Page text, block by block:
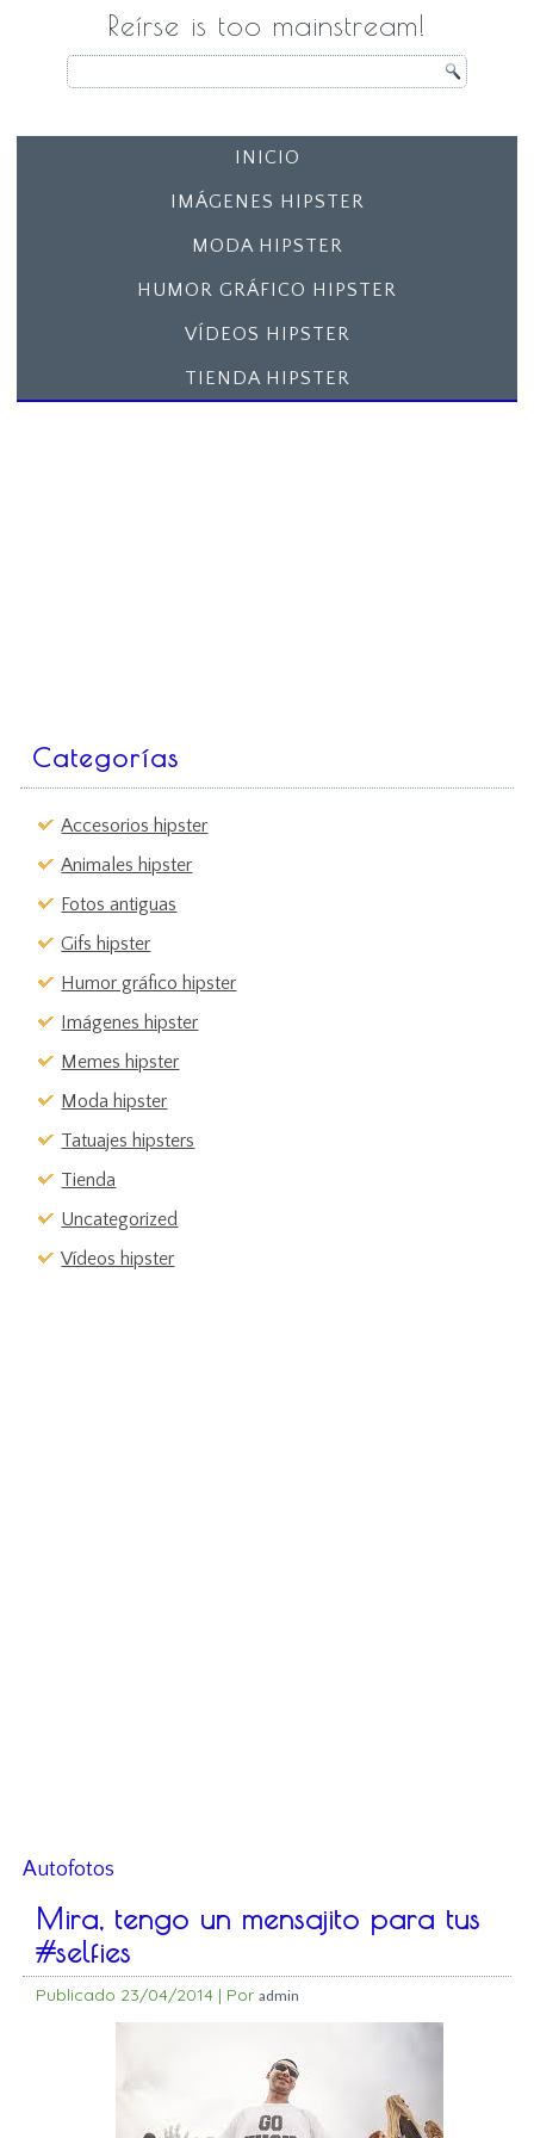
Reírse is too mainstream!
INICIO
IMÁGENES HIPSTER
MODA HIPSTER
HUMOR GRÁFICO HIPSTER
VÍDEOS HIPSTER
TIENDA HIPSTER
Categorías
Accesorios hipster
Animales hipster
Fotos antiguas
Gifs hipster
Humor gráfico hipster
Imágenes hipster
Memes hipster
Moda hipster
Tatuajes hipsters
Tienda
Uncategorized
Vídeos hipster
Autofotos
Mira, tengo un mensajito para tus
#selfies
Publicado 23/04/2014 | Por admin